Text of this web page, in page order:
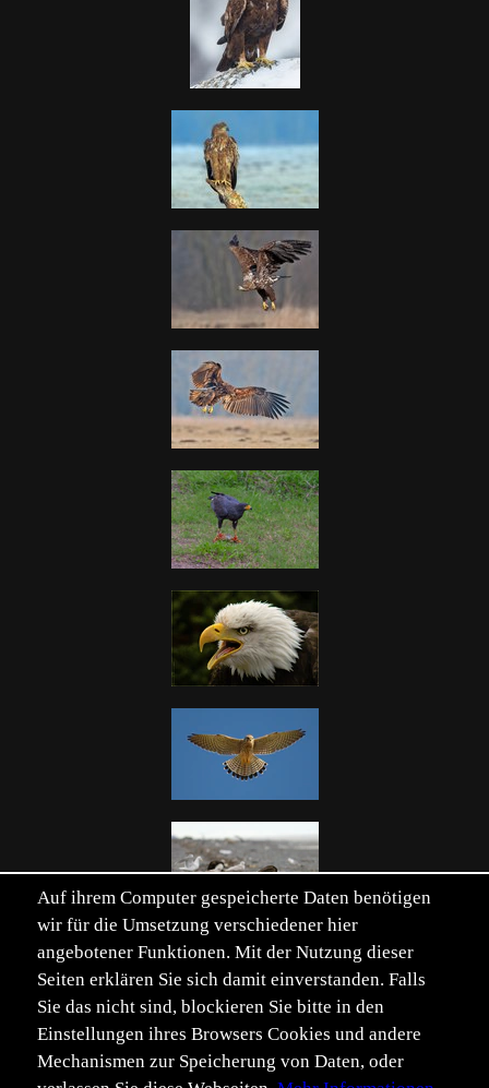
Verwandte Schlüsselwörter einblenden
Auf ihrem Computer gespeicherte Daten benötigen
wir für die Umsetzung verschiedener hier
angebotener Funktionen. Mit der Nutzung dieser
Seiten erklären Sie sich damit einverstanden. Falls
Sie das nicht sind, blockieren Sie bitte in den
Einstellungen ihres Browsers Cookies und andere
Mechanismen zur Speicherung von Daten, oder